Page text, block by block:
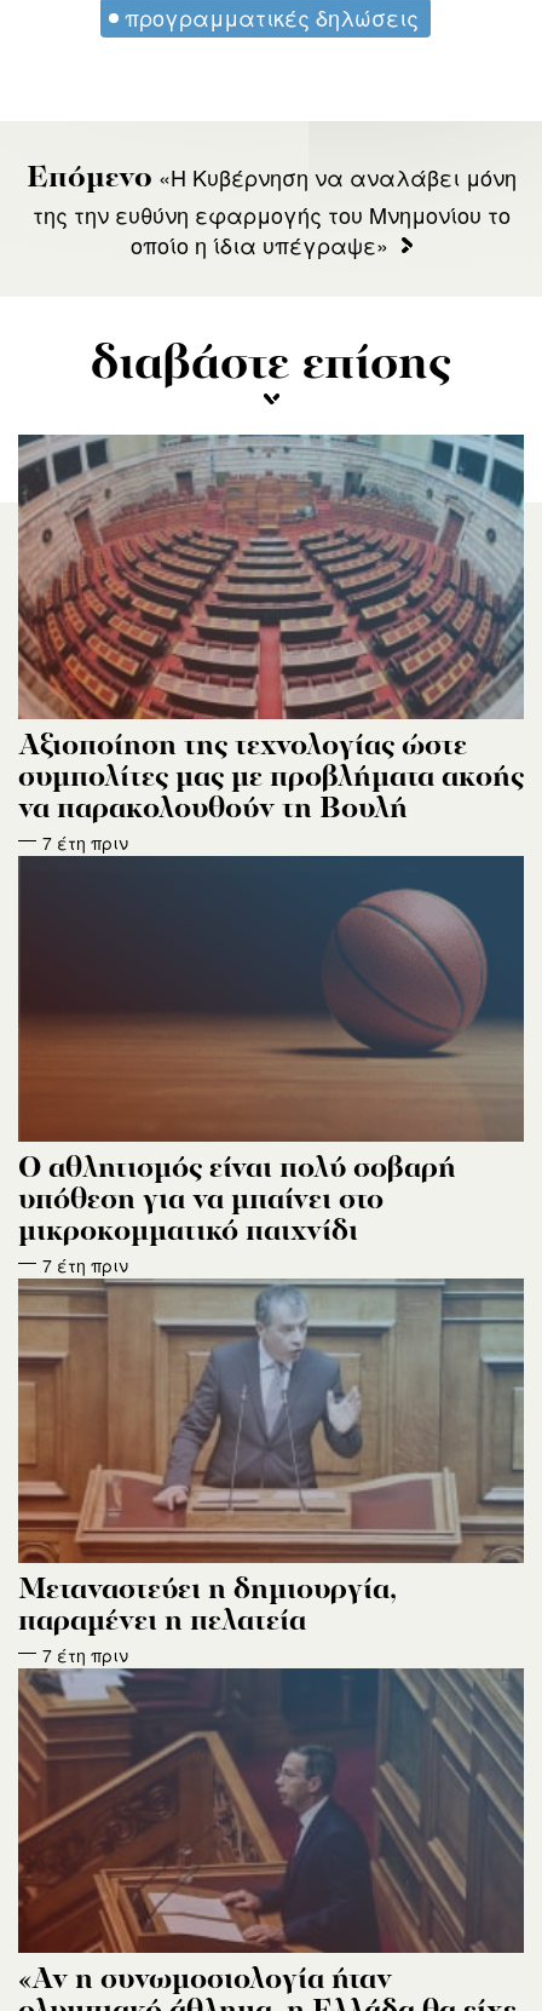
προγραμματικές δηλώσεις
Επόμενο «Η Κυβέρνηση να αναλάβει μόνη
της την ευθύνη εφαρμογής του Μνημονίου το
οποίο η ίδια υπέγραψε»
διαβάστε επίσης
Αξιοποίηση της τεχνολογίας ώστε
συμπολίτες μας με προβλήματα ακοής
να παρακολουθούν τη Βουλή
7 έτη πριν
O αθλητισμός είναι πολύ σοβαρή
υπόθεση για να μπαίνει στο
μικροκομματικό παιχνίδι
7 έτη πριν
Μεταναστεύει η δημιουργία,
παραμένει η πελατεία
7 έτη πριν
«Αν η συνωμοσιολογία ήταν